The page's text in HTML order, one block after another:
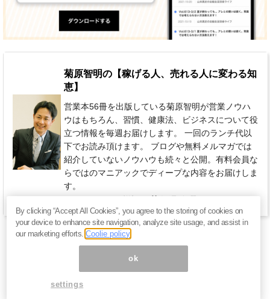
菊原智明の【稼げる人、売れる人に変わる知
恵】
営業本56冊を出版している菊原智明が営業ノウハ
ウはもちろん、習慣、健康法、ビジネスについて役
立つ情報を毎週お届けします。 一回のランチ代以
下でお読み頂けます。 ブログや無料メルマガでは
紹介していないノウハウも続々と公開。有料会員な
らではのマニアックでディープな内容をお届けしま
す。
By clicking “Accept All Cookies”, you agree to the storing of cookies on
your device to enhance site navigation, analyze site usage, and assist in
our marketing efforts.Coolie policy
ok
settings